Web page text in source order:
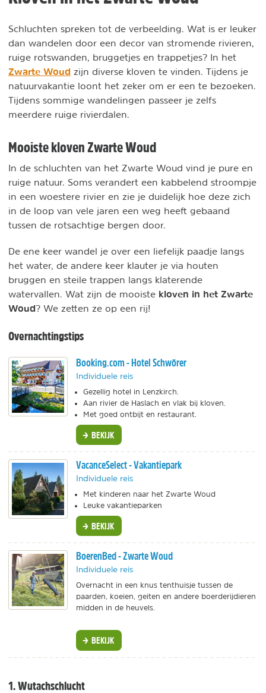
Schluchten spreken tot de verbeelding. Wat is er leuker
dan wandelen door een decor van stromende rivieren,
ruige rotswanden, bruggetjes en trappetjes? In het
Zwarte Woud zijn diverse kloven te vinden. Tijdens je
natuurvakantie loont het zeker om er een te bezoeken.
Tijdens sommige wandelingen passeer je zelfs
meerdere ruige rivierdalen.
Mooiste kloven Zwarte Woud
In de schluchten van het Zwarte Woud vind je pure en
ruige natuur. Soms verandert een kabbelend stroompje
in een woestere rivier en zie je duidelijk hoe deze zich
in de loop van vele jaren een weg heeft gebaand
tussen de rotsachtige bergen door.
De ene keer wandel je over een liefelijk paadje langs
het water, de andere keer klauter je via houten
bruggen en steile trappen langs klaterende
watervallen. Wat zijn de mooiste kloven in het Zwarte
Woud? We zetten ze op een rij!
Overnachtingstips
Booking.com - Hotel Schwörer
Individuele reis
Gezellig hotel in Lenzkirch.
Aan rivier de Haslach en vlak bij kloven.
Met goed ontbijt en restaurant.
BEKIJK
VacanceSelect - Vakantiepark
Individuele reis
Met kinderen naar het Zwarte Woud
Leuke vakantieparken
BEKIJK
BoerenBed - Zwarte Woud
Individuele reis
Overnacht in een knus tenthuisje tussen de
paarden, koeien, geiten en andere boerderijdieren
midden in de heuvels.
BEKIJK
1. Wutachschlucht